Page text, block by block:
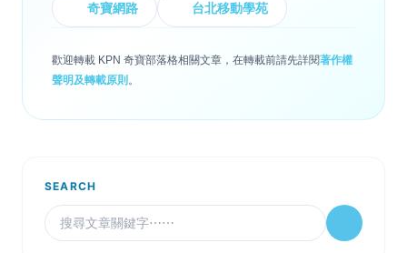
奇寶網路 台北移動學苑
歡迎轉載 KPN 奇寶部落格相關文章，在轉載前請先詳閱著作權
聲明及轉載原則 。
SEARCH